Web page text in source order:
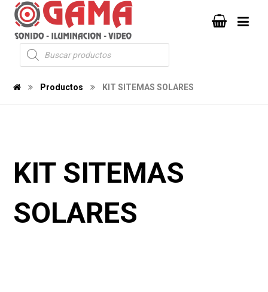
Productos KIT SITEMAS SOLARES
KIT SITEMAS
SOLARES